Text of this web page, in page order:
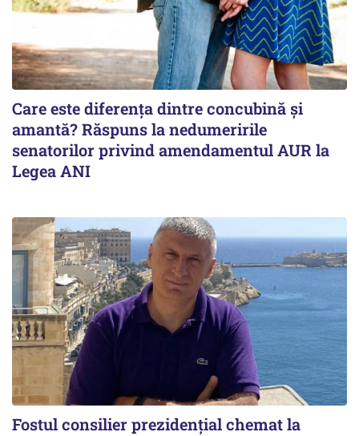
Care este diferența dintre concubină și
amantă? Răspuns la nedumeririle
senatorilor privind amendamentul AUR la
Legea ANI
Fostul consilier prezidențial chemat la